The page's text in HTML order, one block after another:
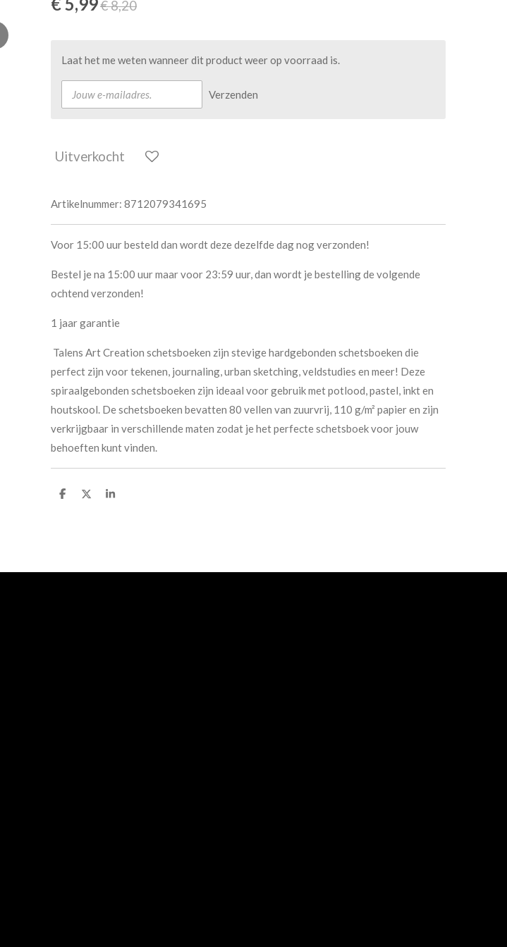
€ 8,20
Laat het me weten wanneer dit product weer op voorraad is.
Verzenden
Uitverkocht
Artikelnummer: 8712079341695
Voor 15:00 uur besteld dan wordt deze dezelfde dag nog verzonden!
Bestel je na 15:00 uur maar voor 23:59 uur, dan wordt je bestelling de volgende
ochtend verzonden!
1 jaar garantie
Talens Art Creation schetsboeken zijn stevige hardgebonden schetsboeken die
perfect zijn voor tekenen, journaling, urban sketching, veldstudies en meer! Deze
spiraalgebonden schetsboeken zijn ideaal voor gebruik met potlood, pastel, inkt en
houtskool. De schetsboeken bevatten 80 vellen van zuurvrij, 110 g/m² papier en zijn
verkrijgbaar in verschillende maten zodat je het perfecte schetsboek voor jouw
behoeften kunt vinden.
D
D
S